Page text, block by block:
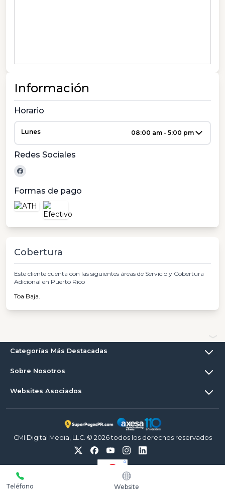
Teléfono Website
Información
Horario
Lunes 08:00 am - 5:00 pm
Redes Sociales
Formas de pago
Cobertura
Este cliente cuenta con las siguientes áreas de Servicio y Cobertura
Adicional en Puerto Rico
Toa Baja.
Categorías Más Destacadas
Sobre Nosotros
Websites Asociados
CMI Digital Media, LLC. © 2026 todos los derechos reservados